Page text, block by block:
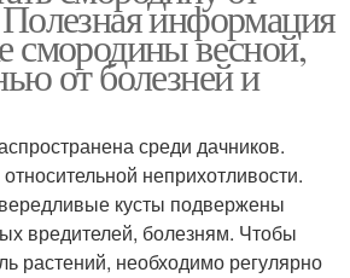
информация
смородины весной,
от болезней и
среди дачников.
неприхотливости.
кусты подвержены
вредителей, болезням. Чтобы
растений, необходимо регулярно